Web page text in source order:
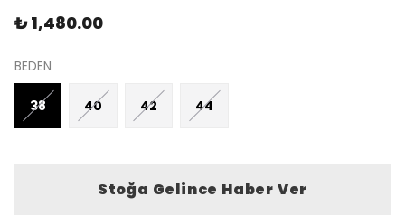
₺ 1,480.00
BEDEN
38 40 42 44
Stoğa Gelince Haber Ver